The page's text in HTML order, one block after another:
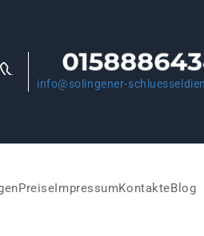
info@solingener-
PreiseImpressumKontakteBlog